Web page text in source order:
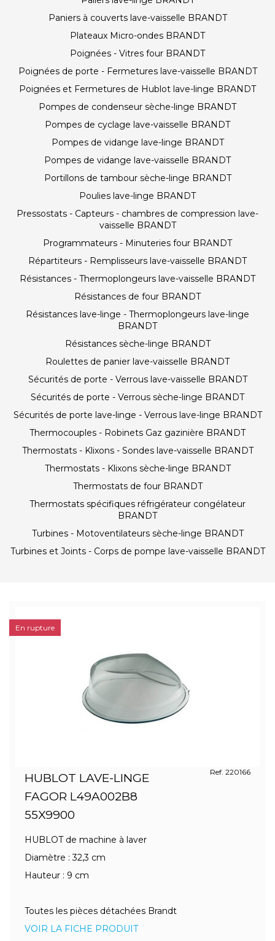
Paniers à couverts lave-vaisselle BRANDT
Plateaux Micro-ondes BRANDT
Poignées - Vitres four BRANDT
Poignées de porte - Fermetures lave-vaisselle BRANDT
Poignées et Fermetures de Hublot lave-linge BRANDT
Pompes de condenseur sèche-linge BRANDT
Pompes de cyclage lave-vaisselle BRANDT
Pompes de vidange lave-linge BRANDT
Pompes de vidange lave-vaisselle BRANDT
Portillons de tambour sèche-linge BRANDT
Poulies lave-linge BRANDT
Pressostats - Capteurs - chambres de compression lave-
vaisselle BRANDT
Programmateurs - Minuteries four BRANDT
Répartiteurs - Remplisseurs lave-vaisselle BRANDT
Résistances - Thermoplongeurs lave-vaisselle BRANDT
Résistances de four BRANDT
Résistances lave-linge - Thermoplongeurs lave-linge
BRANDT
Résistances sèche-linge BRANDT
Roulettes de panier lave-vaisselle BRANDT
Sécurités de porte - Verrous lave-vaisselle BRANDT
Sécurités de porte - Verrous sèche-linge BRANDT
Sécurités de porte lave-linge - Verrous lave-linge BRANDT
Thermocouples - Robinets Gaz gazinière BRANDT
Thermostats - Klixons - Sondes lave-vaisselle BRANDT
Thermostats - Klixons sèche-linge BRANDT
Thermostats de four BRANDT
Thermostats spécifiques réfrigérateur congélateur
BRANDT
Turbines - Motoventilateurs sèche-linge BRANDT
Turbines et Joints - Corps de pompe lave-vaisselle BRANDT
HUBLOT LAVE-LINGE
FAGOR L49A002B8
55X9900
Ref. 220166
HUBLOT de machine à laver
Diamètre : 32,3 cm
Hauteur : 9 cm
Toutes les pièces détachées Brandt
VOIR LA FICHE PRODUIT
En rupture